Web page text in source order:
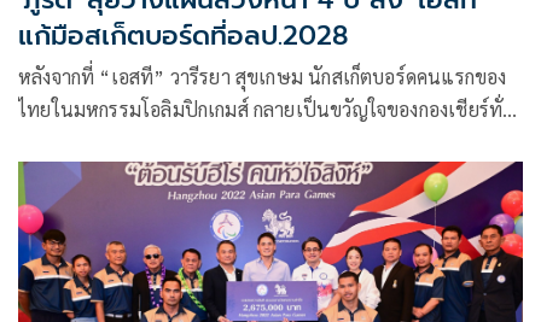
แก้มือสเก็ตบอร์ดที่อลป.2028
หลังจากที่ “เอสที” วารีรยา สุขเกษม นักสเก็ตบอร์ดคนแรกของ
ไทยในมหกรรมโอลิมปิกเกมส์ กลายเป็นขวัญใจของกองเชียร์ทั่ว
อันดับ 17 จากนักกีฬาทั้งหมด โดยคุณภูริต ภิรมย์ภักดี นายก
สมาคมกีฬาเอ็กซ์ตรีมแห่งประเทศไทย ได้ชื่นชมในความตั้งใจ
และความสามารถ หลังจากนี้จะได้วางแผนทำงานร่วมกันเพื่อเป้า
หมายโอลิมปิกเกมส์ 2028 ที่นครลอสแอนเจลิส สหรัฐอเมริกา